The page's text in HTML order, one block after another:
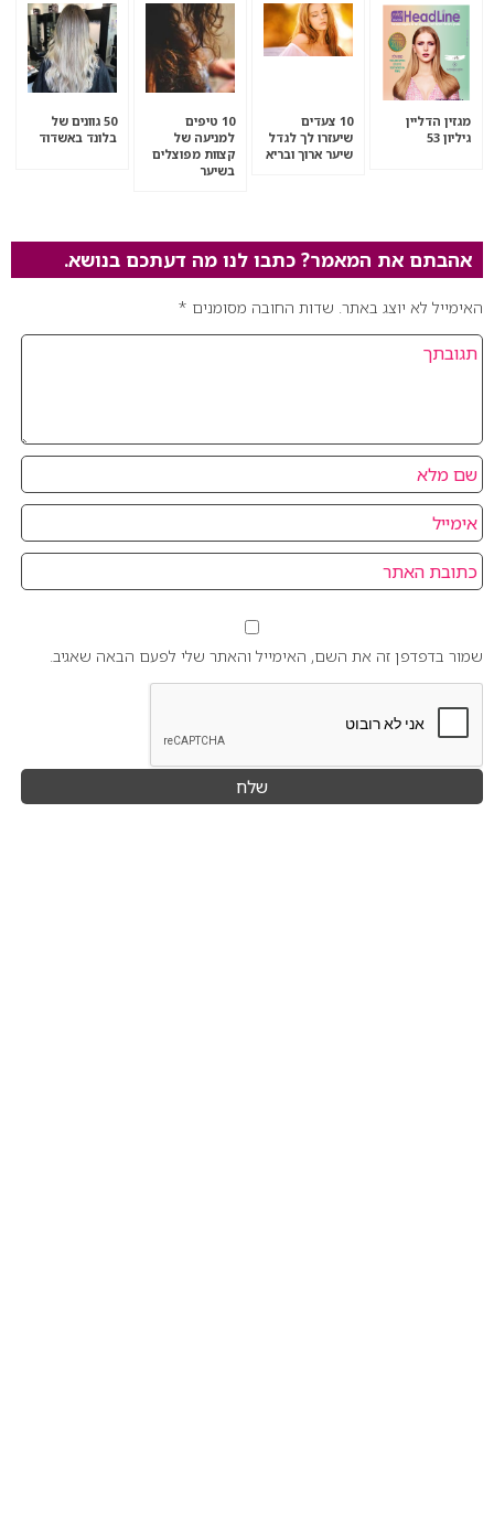
מגזין הדליין
גיליון 53
10 צעדים
שיעזרו לך לגדל
שיער ארוך ובריא
10 טיפים
למניעה של
קצוות מפוצלים
בשיער
50 גוונים של
בלונד באשדוד
אהבתם את המאמר? כתבו לנו מה דעתכם בנושא.
האימייל לא יוצג באתר. שדות החובה מסומנים *
שמור בדפדפן זה את השם, האימייל והאתר שלי לפעם הבאה שאגיב.